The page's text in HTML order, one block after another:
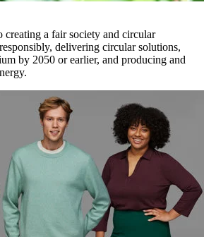
creating a fair society and circular
delivering circular solutions,
by 2050 or earlier, and producing and